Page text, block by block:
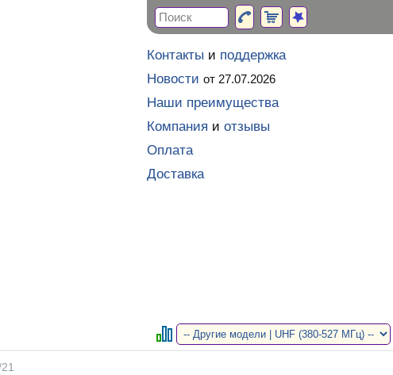
Контакты и поддержка
Новости от 27.07.2026
Наши преимущества
Компания и отзывы
Оплата
Доставка